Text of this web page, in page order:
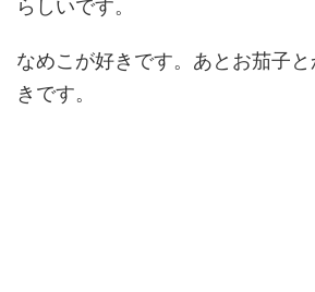
なめこが好きです。あとお茄子
きです。